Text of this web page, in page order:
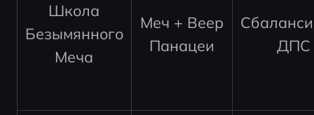
Школа
Безымянного
Меча
Меч + Веер
Панацеи
ДПС